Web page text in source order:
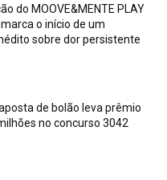
do MOOVE&MENTE PLAY
marca o início de um
sobre dor persistente
de bolão leva prêmio
no concurso 3042